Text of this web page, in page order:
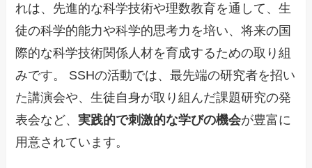
れは、先進的な科学技術や理数教育を通して、生
徒の科学的能力や科学的思考力を培い、将来の国
際的な科学技術関係人材を育成するための取り組
みです。 SSHの活動では、最先端の研究者を招い
た講演会や、生徒自身が取り組んだ課題研究の発
表会など、実践的で刺激的な学びの機会が豊富に
用意されています。